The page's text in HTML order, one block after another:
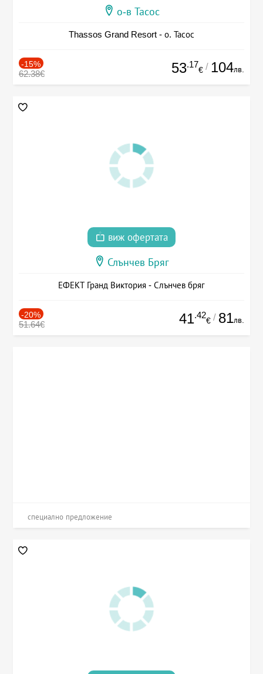
о-в Тасос
Thassos Grand Resort - о. Тасос
-15%
62.38€ 53.17
€ / 104лв.
виж офертата
Слънчев Бряг
ЕФЕКТ Гранд Виктория - Слънчев бряг
-20%
51.64€ 41.42
€ / 81лв.
специално предложение